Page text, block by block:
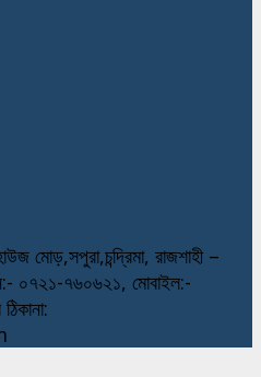
মোড়,সপুরা,চন্দ্রিমা, রাজশাহী –
০৭২১-৭৬০৬২১, মোবাইল:-